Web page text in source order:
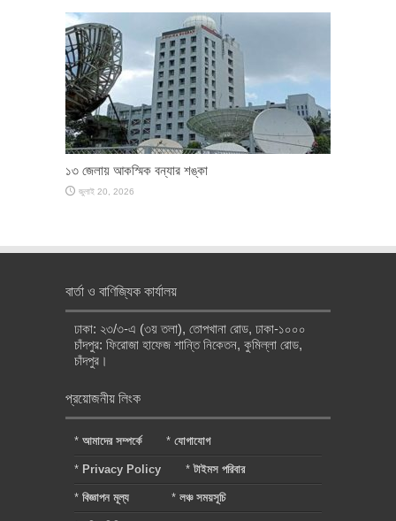
১৩ জেলায় আকস্মিক বন্যার শঙ্কা
জুলাই 20, 2026
বার্তা ও বাণিজ্যিক কার্যালয়
ঢাকা: ২৩/৩-এ (৩য় তলা), তোপখানা রোড, ঢাকা-১০০০
চাঁদপুর: ফিরোজা হাফেজ শান্তি নিকেতন, কুমিল্লা রোড,
চাঁদপুর।
প্রয়োজনীয় লিংক
* আমাদের সম্পর্কে * যোগাযোগ
* Privacy Policy *টাইমস পরিবার
* বিজ্ঞাপন মূল্য * লঞ্চ সময়সূচি